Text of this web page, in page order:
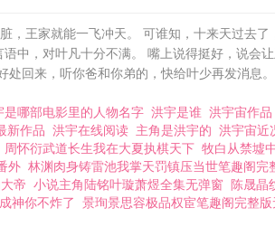
，王家就能一飞冲天。 可谁知，十来天过去了
中，对叶凡十分不满。 嘴上说得挺好，说会
回来，听你爸和你弟的，快给叶少再发消息
是哪部电影里的人物名字 洪宇是谁 洪宇宙作品
新作品 洪宇在线阅读 主角是洪宇的 洪宇宙近
周怀衍武道长生我在大夏执棋天下 牧白从禁墟
外 林渊肉身铸雷池我掌天罚镇压当世笔趣阁完
帝 小说主角陆铭叶璇萧煜全集无弹窗 陈晟晶
神你不炸了 景珣景思容极品权宦笔趣阁完整